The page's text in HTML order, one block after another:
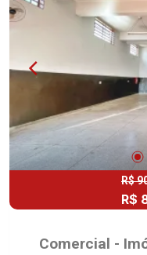
R$
R$
Comercial -